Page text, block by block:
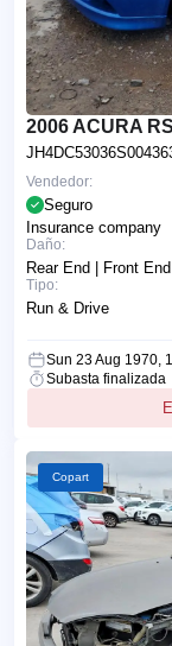
2006 ACURA
Vendedor:
Seguro
Insurance company
Daño:
Rear End | Front End
Tipo:
Run & Drive
Sun 23 Aug 1970,
Subasta finalizada
Copart